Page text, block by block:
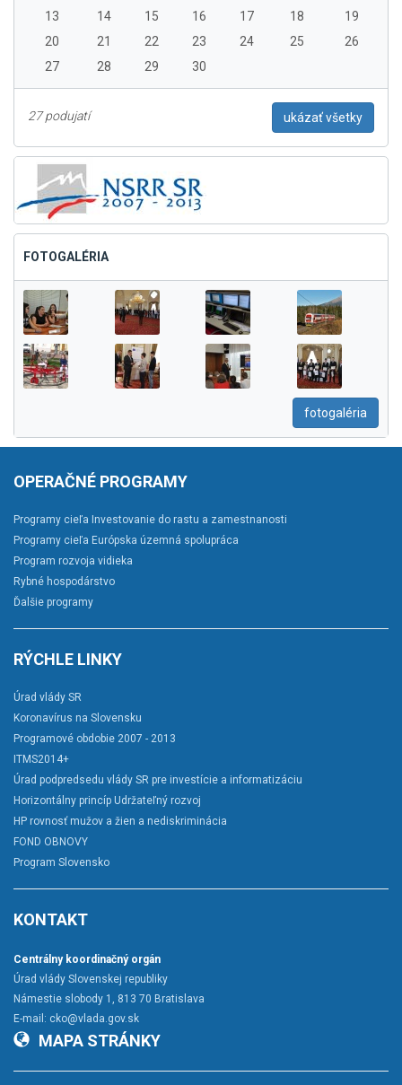
13
14 15 16 17 18
19
20
21 22 23 24 25
26
27
28 29 30
27 podujatí ukázať všetky
FOTOGALÉRIA
fotogaléria
OPERAČNÉ PROGRAMY
Programy cieľa Investovanie do rastu a zamestnanosti
Programy cieľa Európska územná spolupráca
Program rozvoja vidieka
Rybné hospodárstvo
Ďalšie programy
RÝCHLE LINKY
Úrad vlády SR
Koronavírus na Slovensku
Programové obdobie 2007 - 2013
ITMS2014+
Úrad podpredsedu vlády SR pre investície a informatizáciu
Horizontálny princíp Udržateľný rozvoj
HP rovnosť mužov a žien a nediskriminácia
FOND OBNOVY
Program Slovensko
KONTAKT
Centrálny koordinačný orgán
Úrad vlády Slovenskej republiky
Námestie slobody 1, 813 70 Bratislava
E-mail: cko@vlada.gov.sk
MAPA STRÁNKY